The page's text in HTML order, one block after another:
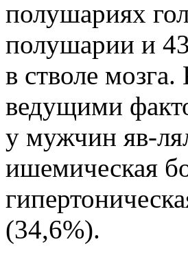
полушариях
полушарии и
в стволе
ведущими
у мужчин яв-
ишемическая
(34,6%).